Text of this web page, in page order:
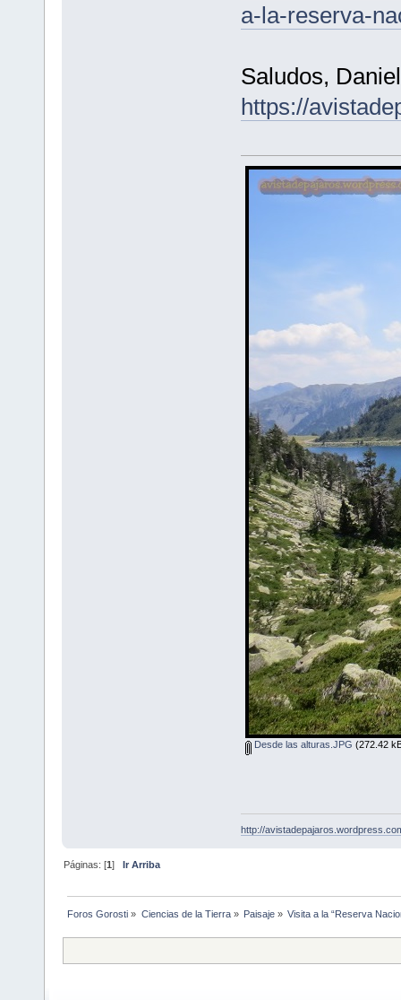
a-la-reserva-
Saludos,
https://
Desde las alturas.JPG (272.42
http://
Páginas: [1] Ir Arriba
Foros Gorosti » Ciencias de la Tierra» Paisaje» Visita a la “Reserva